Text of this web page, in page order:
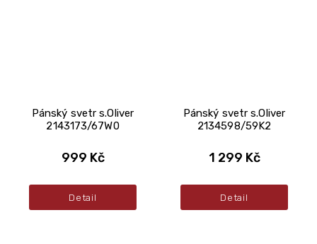
Pánský svetr s.Oliver
2143173/67W0
999 Kč
Detail
Pánský svetr s.Oliver
2134598/59K2
1 299 Kč
Detail